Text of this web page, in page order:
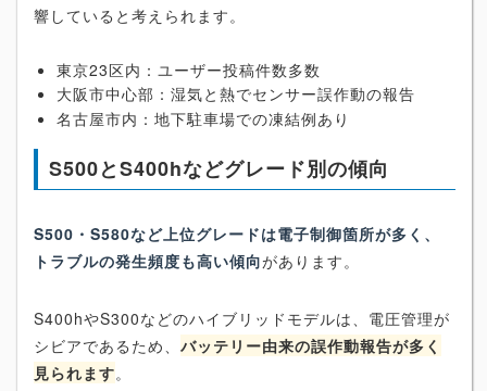
響していると考えられます。
東京23区内：ユーザー投稿件数多数
大阪市中心部：湿気と熱でセンサー誤作動の報告
名古屋市内：地下駐車場での凍結例あり
S500とS400hなどグレード別の傾向
S500・S580など上位グレードは電子制御箇所が多く、
トラブルの発生頻度も高い傾向があります。
S400hやS300などのハイブリッドモデルは、電圧管理が
シビアであるため、 バッテリー由来の誤作動報告が多く
見られます。